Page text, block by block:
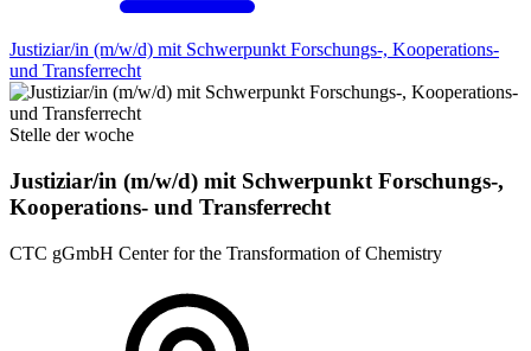
Justiziar/in (m/w/d) mit Schwerpunkt Forschungs-, Kooperations-
und Transferrecht
Stelle der woche
Justiziar/in (m/w/d) mit Schwerpunkt Forschungs-,
Kooperations- und Transferrecht
CTC gGmbH Center for the Transformation of Chemistry